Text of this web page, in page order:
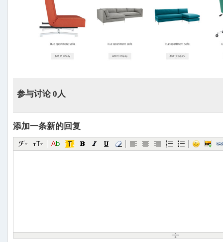
参与讨论 0人
添加一条新的回复